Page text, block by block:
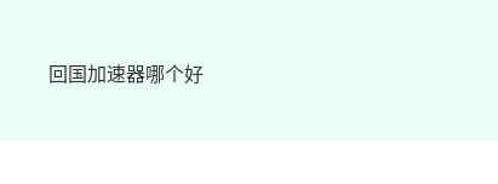
回国加速器哪个好